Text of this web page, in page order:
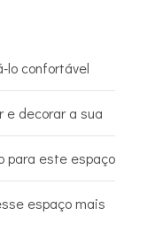
lo confortável
e decorar a sua
para este espaço
espaço mais